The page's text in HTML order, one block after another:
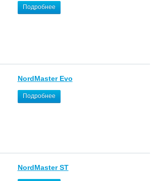
Подробнее
NordMaster Evo
Подробнее
NordMaster ST